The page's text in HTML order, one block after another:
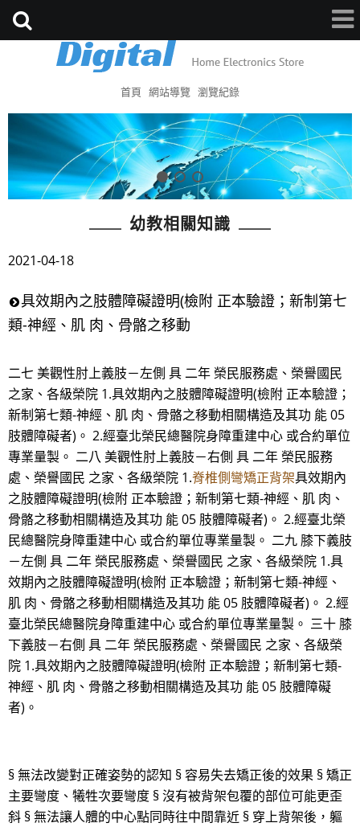
首頁 網站導覽 瀏覽紀錄
幼教相關知識
2021-04-18
具效期內之肢體障礙證明(檢附 正本驗證；新制第七
類-神經、肌 肉、骨骼之移動
二七 美觀性肘上義肢－左側 具 二年 榮民服務處、榮譽國民
之家、各級榮院 1.具效期內之肢體障礙證明(檢附 正本驗證；
新制第七類-神經、肌 肉、骨骼之移動相關構造及其功 能 05
肢體障礙者)。 2.經臺北榮民總醫院身障重建中心 或合約單位
專業量製。 二八 美觀性肘上義肢－右側 具 二年 榮民服務
處、榮譽國民 之家、各級榮院 1.脊椎側彎矯正背架具效期內
之肢體障礙證明(檢附 正本驗證；新制第七類-神經、肌 肉、
骨骼之移動相關構造及其功 能 05 肢體障礙者)。 2.經臺北榮
民總醫院身障重建中心 或合約單位專業量製。 二九 膝下義肢
－左側 具 二年 榮民服務處、榮譽國民 之家、各級榮院 1.具
效期內之肢體障礙證明(檢附 正本驗證；新制第七類-神經、
肌 肉、骨骼之移動相關構造及其功 能 05 肢體障礙者)。 2.經
臺北榮民總醫院身障重建中心 或合約單位專業量製。 三十 膝
下義肢－右側 具 二年 榮民服務處、榮譽國民 之家、各級榮
院 1.具效期內之肢體障礙證明(檢附 正本驗證；新制第七類-
神經、肌 肉、骨骼之移動相關構造及其功 能 05 肢體障礙
者)。
§ 無法改變對正確姿勢的認知 § 容易失去矯正後的效果 § 矯正
主要彎度、犧牲次要彎度 § 沒有被背架包覆的部位可能更歪
斜 § 無法讓人體的中心點同時往中間靠近 § 穿上背架後，軀